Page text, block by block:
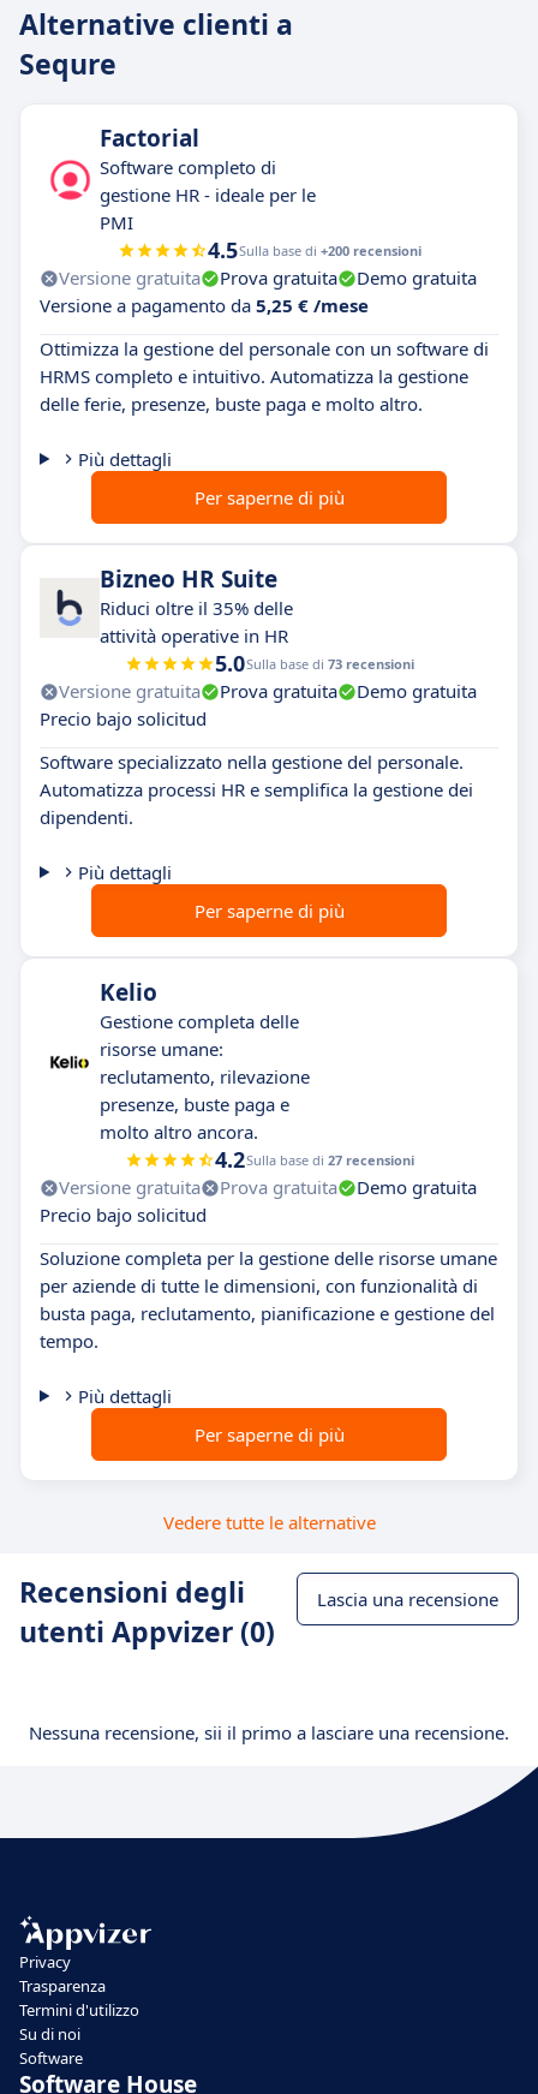
Alternative clienti a
Sequre
Factorial
Software completo di
gestione HR - ideale per le
PMI
4.5Sulla base di +200 recensioni
Versione gratuita Prova gratuita
Demo gratuita
Versione a pagamento da 5,25 € /mese
Ottimizza la gestione del personale con un software di
HRMS completo e intuitivo. Automatizza la gestione
delle ferie, presenze, buste paga e molto altro.
Più dettagli
Per saperne di più
Bizneo HR Suite
Riduci oltre il 35% delle
attività operative in HR
5.0Sulla base di 73 recensioni
Versione gratuita Prova gratuita
Demo gratuita
Precio bajo solicitud
Software specializzato nella gestione del personale.
Automatizza processi HR e semplifica la gestione dei
dipendenti.
Più dettagli
Per saperne di più
Kelio
Gestione completa delle
risorse umane:
reclutamento, rilevazione
presenze, buste paga e
molto altro ancora.
4.2Sulla base di 27 recensioni
Versione gratuita Prova gratuita
Demo gratuita
Precio bajo solicitud
Soluzione completa per la gestione delle risorse umane
per aziende di tutte le dimensioni, con funzionalità di
busta paga, reclutamento, pianificazione e gestione del
tempo.
Più dettagli
Per saperne di più
Vedere tutte le alternative
Recensioni degli
utenti Appvizer (0)
Lascia una recensione
Nessuna recensione, sii il primo a lasciare una recensione.
Privacy
Trasparenza
Termini d'utilizzo
Su di noi
Software
Software House